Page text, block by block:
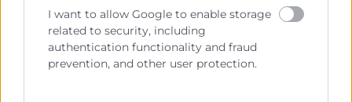
I want to allow Google to enable storage
related to security, including
authentication functionality and fraud
prevention, and other user protection.
También debes determinar qué es lo que
la empresa necesita empezar a desarrollar
para ser considerada la mejor opción para